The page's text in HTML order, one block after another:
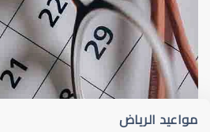
عيون الاطفال
مواعيد الرياض